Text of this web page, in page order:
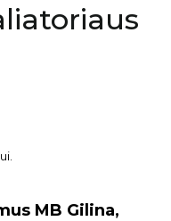
MB Gilina,